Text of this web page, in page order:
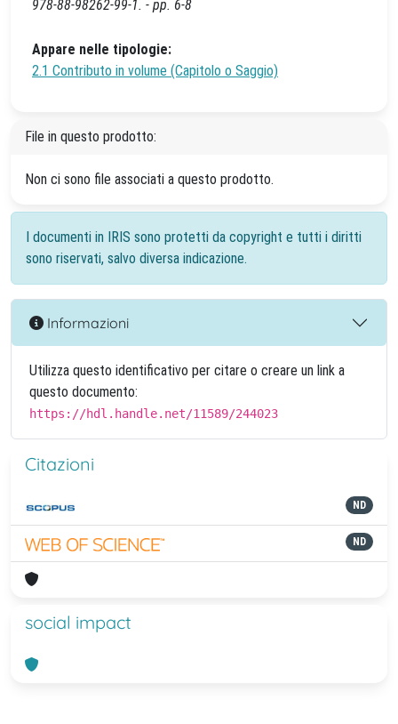
978-88-98262-99-1. - pp. 6-8
Appare nelle tipologie:
2.1 Contributo in volume (Capitolo o Saggio)
File in questo prodotto:
Non ci sono file associati a questo prodotto.
I documenti in IRIS sono protetti da copyright e tutti i diritti
sono riservati, salvo diversa indicazione.
Informazioni
Utilizza questo identificativo per citare o creare un link a
questo documento:
https://hdl.handle.net/11589/244023
Citazioni
ND
ND
social impact